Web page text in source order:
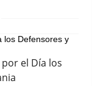
el Día los